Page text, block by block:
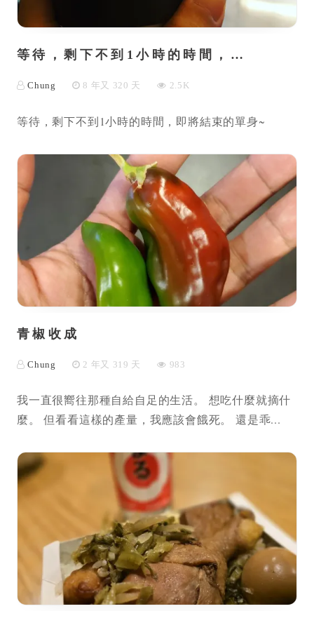
等待，剩下不到1小時的時間，…
Chung 8 年又 320 天 2.5K
等待，剩下不到1小時的時間，即將結束的單身~
青椒收成
Chung 2 年又 319 天 983
我一直很嚮往那種自給自足的生活。 想吃什麼就摘什
麼。 但看看這樣的產量，我應該會餓死。 還是乖...